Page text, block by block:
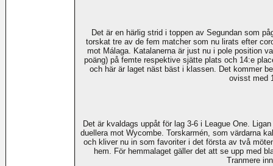
Det är en härlig strid i toppen av Segundan som
torskat tre av de fem matcher som nu lirats efter
mot Málaga. Katalanerna är just nu i pole position
poäng) på femte respektive sjätte plats och 14:e
och här är laget näst bäst i klassen. Det kommer
ovisst med
Det är kvaldags uppåt för lag 3-6 i League One.
duellera mot Wycombe. Torskarmén, som värdarna
och kliver nu in som favoriter i det första av två
hem. För hemmalaget gäller det att se upp med
Tranmere